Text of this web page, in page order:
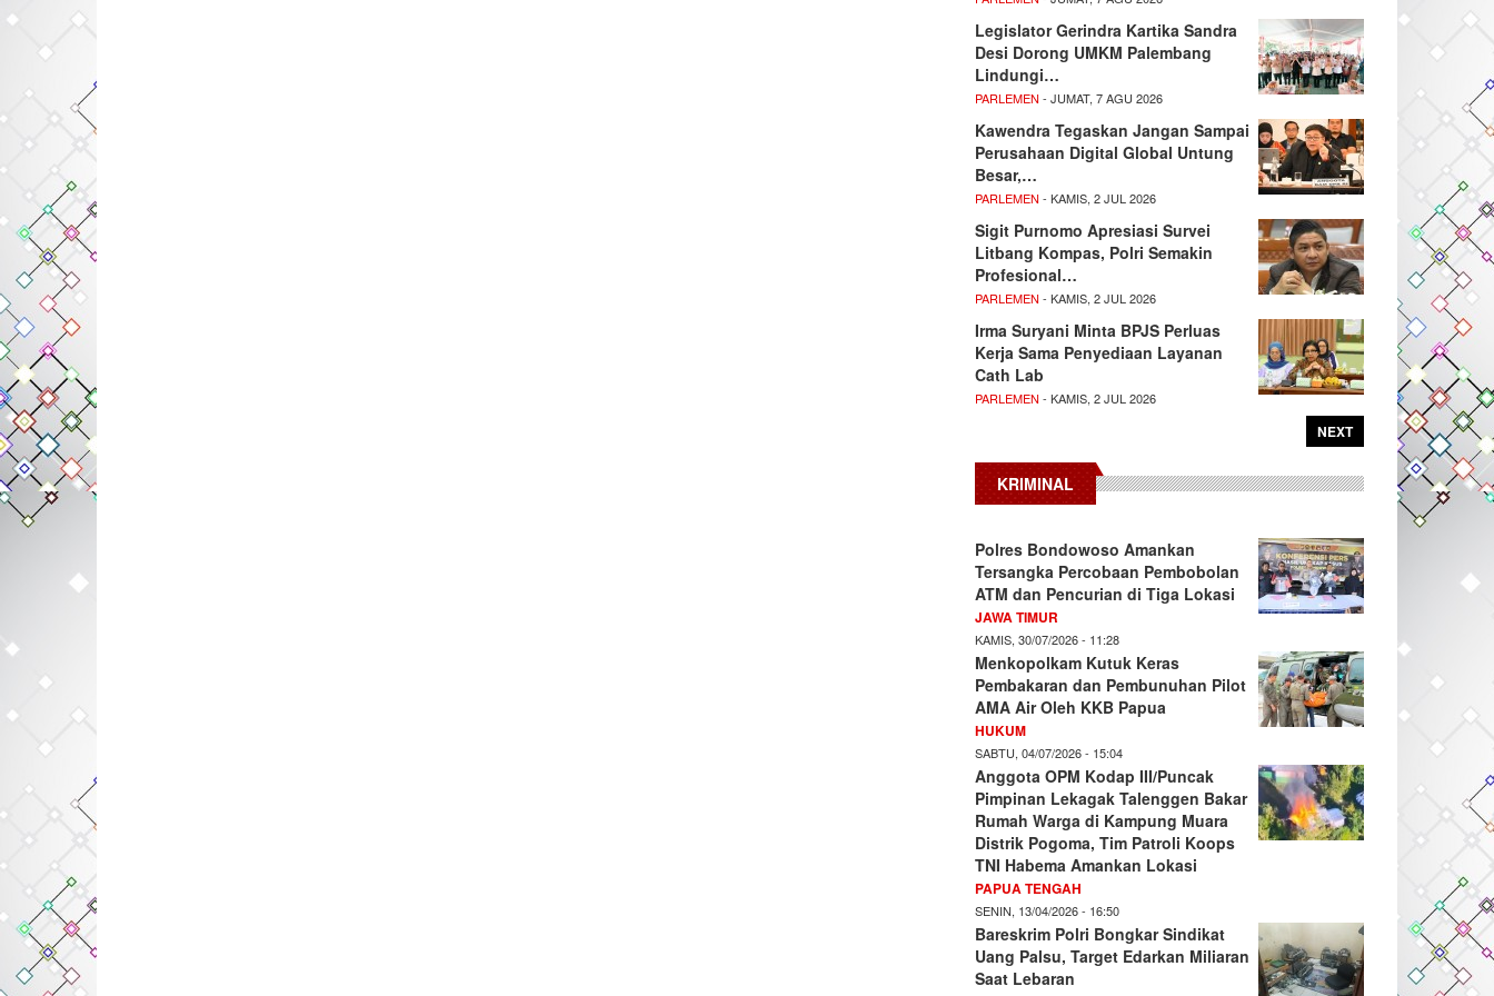
Legislator Gerindra Kartika Sandra
Desi Dorong UMKM Palembang
Lindungi…
PARLEMEN - JUMAT, 7 AGU 2026
Kawendra Tegaskan Jangan Sampai
Perusahaan Digital Global Untung
Besar,…
PARLEMEN - KAMIS, 2 JUL 2026
Sigit Purnomo Apresiasi Survei
Litbang Kompas, Polri Semakin
Profesional…
PARLEMEN - KAMIS, 2 JUL 2026
Irma Suryani Minta BPJS Perluas
Kerja Sama Penyediaan Layanan
Cath Lab
PARLEMEN - KAMIS, 2 JUL 2026
NEXT
KRIMINAL
Polres Bondowoso Amankan
Tersangka Percobaan Pembobolan
ATM dan Pencurian di Tiga Lokasi
JAWA TIMUR
KAMIS, 30/07/2026 - 11:28
Menkopolkam Kutuk Keras
Pembakaran dan Pembunuhan Pilot
AMA Air Oleh KKB Papua
HUKUM
SABTU, 04/07/2026 - 15:04
Anggota OPM Kodap III/Puncak
Pimpinan Lekagak Talenggen Bakar
Rumah Warga di Kampung Muara
Distrik Pogoma, Tim Patroli Koops
TNI Habema Amankan Lokasi
PAPUA TENGAH
SENIN, 13/04/2026 - 16:50
Bareskrim Polri Bongkar Sindikat
Uang Palsu, Target Edarkan Miliaran
Saat Lebaran